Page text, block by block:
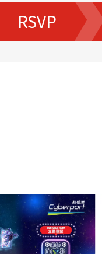
RSVP